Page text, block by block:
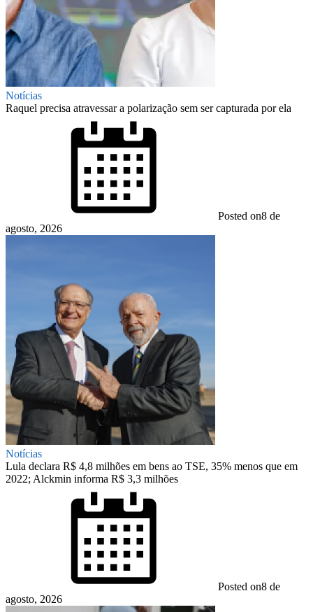
Notícias
Raquel precisa atravessar a polarização sem ser capturada por ela
Posted on8 de
agosto, 2026
Notícias
Lula declara R$ 4,8 milhões em bens ao TSE, 35% menos que em
2022; Alckmin informa R$ 3,3 milhões
Posted on8 de
agosto, 2026